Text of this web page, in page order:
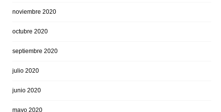
noviembre 2020
octubre 2020
septiembre 2020
julio 2020
junio 2020
mayo 2020